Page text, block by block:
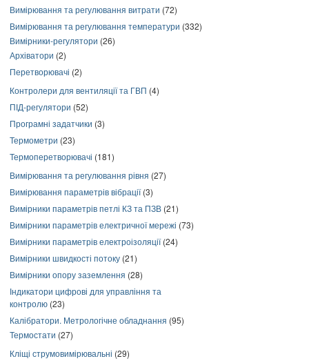
Вимірювання та регулювання витрати (72)
Вимірювання та регулювання температури (332)
Вимірники-регулятори (26)
Архіватори (2)
Перетворювачі (2)
Контролери для вентиляції та ГВП (4)
ПІД-регулятори (52)
Програмні задатчики (3)
Термометри (23)
Термоперетворювачі (181)
Вимірювання та регулювання рівня (27)
Вимірювання параметрів вібрації(3)
Вимірники параметрів петлі КЗ та ПЗВ (21)
Вимірники параметрів електричної мережі (73)
Вимірники параметрів електроізоляції(24)
Вимірники швидкості потоку (21)
Вимірники опору заземлення (28)
Індикатори цифрові для управління та
контролю (23)
Калібратори. Метрологічне обладнання (95)
Термостати (27)
Кліщі струмовимірювальні (29)